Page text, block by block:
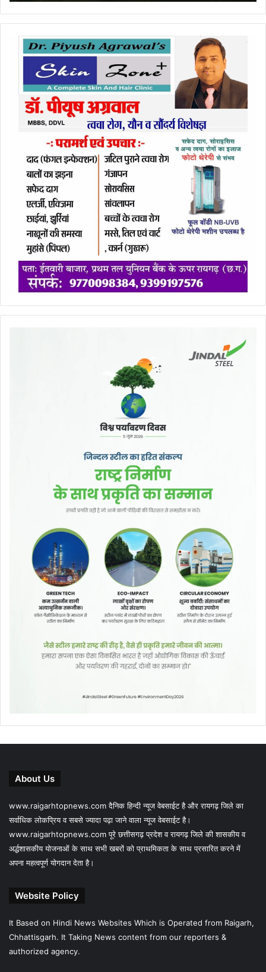
About Us
www.raigarhtopnews.com दैनिक हिन्दी न्यूज वेबसाईट है और रायगढ़ जिले का
सर्वाधिक लोकप्रिय व सबसे ज्यादा पढ़ा जाने वाला न्यूज वेबसाईट है।
www.raigarhtopnews.com पूरे छत्तीसगढ़ प्रदेश व रायगढ़ जिले की शासकीय व
अर्द्धशासकीय योजनाओं के साथ सभी खबरों को प्राथमिकता के साथ प्रसारित करने में
अपना महत्वपूर्ण योगदान देता है।
Website Policy
It Based on Hindi News Websites Which is Operated from Raigarh,
Chhattisgarh. It Taking News content from our reporters &
authorized agency.